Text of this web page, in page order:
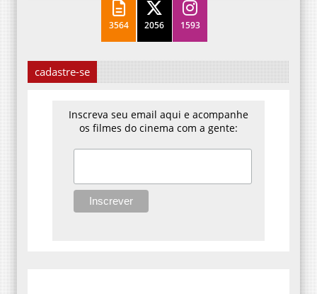
3564 2056 1593
cadastre-se
Inscreva seu email aqui e acompanhe
os filmes do cinema com a gente: